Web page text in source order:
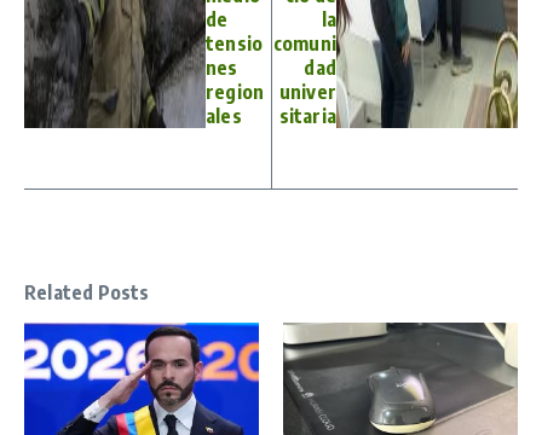
de
tensio
nes
region
ales
la
comuni
dad
univer
sitaria
Related Posts